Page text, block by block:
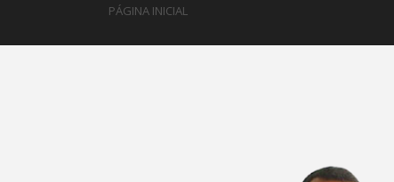
PÁGINA INICIAL